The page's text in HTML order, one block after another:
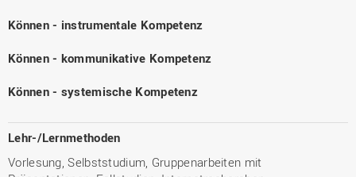
Können - instrumentale Kompetenz
Können - kommunikative Kompetenz
Können - systemische Kompetenz
Lehr-/Lernmethoden
Vorlesung, Selbststudium, Gruppenarbeiten mit